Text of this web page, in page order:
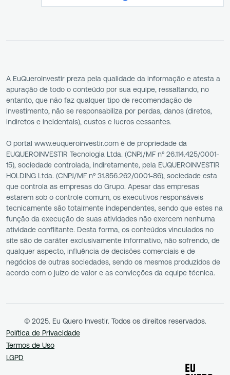
A EuQueroInvestir preza pela qualidade da informação e atesta a
apuração de todo o conteúdo por sua equipe, ressaltando, no
entanto, que não faz qualquer tipo de recomendação de
investimento, não se responsabiliza por perdas, danos (diretos,
indiretos e incidentais), custos e lucros cessantes.
O portal www.euqueroinvestir.com é de propriedade da
EUQUEROINVESTIR Tecnologia Ltda. (CNPJ/MF nº 26.114.425/0001-
15), sociedade controlada, indiretamente, pela EUQUEROINVESTIR
HOLDING Ltda. (CNPJ/MF nº 31.856.262/0001-86), sociedade esta
que controla as empresas do Grupo. Apesar das empresas
estarem sob o controle comum, os executivos responsáveis
tecnicamente são totalmente independentes, sendo que estes na
função da execução de suas atividades não exercem nenhuma
atividade conflitante. Desta forma, os conteúdos vinculados no
site são de caráter exclusivamente informativo, não sofrendo, de
qualquer aspecto, influência de decisões comerciais e de
negócios de outras sociedades, sendo os mesmos produzidos de
acordo com o juízo de valor e as convicções da equipe técnica.
© 2025. Eu Quero Investir. Todos os direitos reservados.
Política de Privacidade
Termos de Uso
LGPD